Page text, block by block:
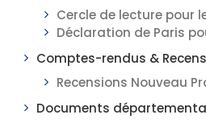
Cercle de lecture pour
Déclaration de Paris
Comptes-rendus &
Recensions Nouveau
Documents